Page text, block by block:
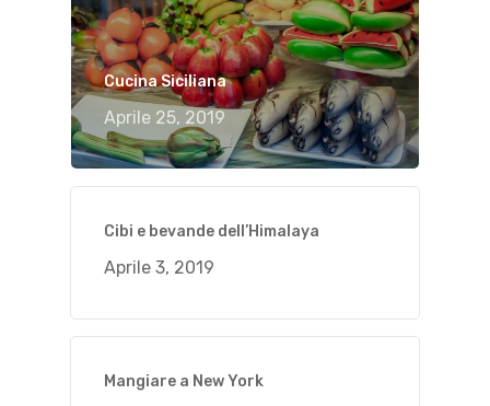
Cucina Siciliana
Aprile 25, 2019
Cibi e bevande dell’Himalaya
Aprile 3, 2019
Mangiare a New York